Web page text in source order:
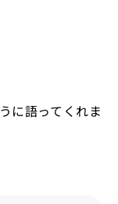
に語ってくれま